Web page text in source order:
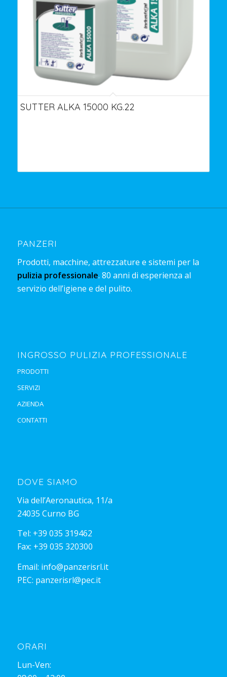
SUTTER ALKA 15000 KG.22
PANZERI
Prodotti, macchine, attrezzature e sistemi per la
pulizia professionale. 80 anni di esperienza al
servizio dell’igiene e del pulito.
INGROSSO PULIZIA PROFESSIONALE
PRODOTTI
SERVIZI
AZIENDA
CONTATTI
DOVE SIAMO
Via dell’Aeronautica, 11/a
24035 Curno BG
Tel: +39 035 319462
Fax: +39 035 320300
Email: info@panzerisrl.it
PEC: panzerisrl@pec.it
ORARI
Lun-Ven: